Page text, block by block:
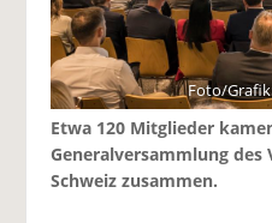
Foto/
Etwa 120 Mitglieder
Generalversammlung des
Schweiz zusammen.